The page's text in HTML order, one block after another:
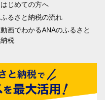
はじめての方へ
ふるさと納税の流れ
動画でわかるANAのふるさと
納税